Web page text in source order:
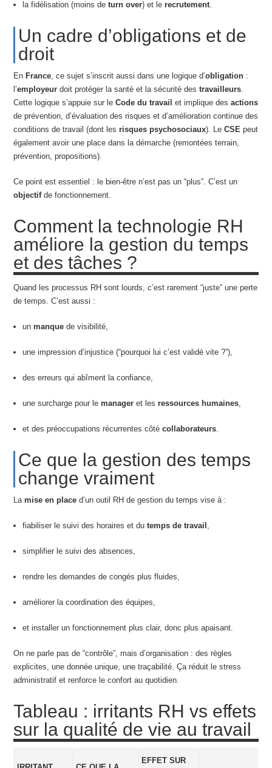
la fidélisation (moins deturn over) et lerecrutement.
Un cadre d’obligations et de
droit
En France, ce sujet s’inscrit aussi dans une logique d’obligation :
l’employeur doit protéger la santé et la sécurité destravailleurs.
Cette logique s’appuie sur leCode du travail et implique desactions
de prévention, d’évaluation des risques et d’amélioration continue des
conditions de travail (dont lesrisques psychosociaux). LeCSE peut
également avoir une place dans la démarche (remontées terrain,
prévention, propositions).
Ce point est essentiel : le bien-être n’est pas un “plus”. C’est un
objectifde fonctionnement.
Comment la technologie RH
améliore la gestion du temps
et des tâches ?
Quand les processus RH sont lourds, c’est rarement “juste” une perte
de temps. C’est aussi :
unmanque de visibilité,
une impression d’injustice (“pourquoi lui c’est validé vite ?”),
des erreurs qui abîment la confiance,
une surcharge pour lemanager et lesressources humaines,
et des préoccupations récurrentes côtécollaborateurs.
Ce que la gestion des temps
change vraiment
Lamise en place d’un outil RH de gestion du temps vise à :
fiabiliser le suivi des horaires et dutemps de travail ,
simplifier le suivi des absences,
rendre les demandes de congés plus fluides,
améliorer la coordination des équipes,
et installer un fonctionnement plus clair, donc plus apaisant.
On ne parle pas de “contrôle”, mais d’organisation : des règles
explicites, une donnée unique, une traçabilité. Ça réduit le stress
administratif et renforce le confort au quotidien.
Tableau : irritants RH vs effets
sur la qualité de vie au travail
EFFET SUR